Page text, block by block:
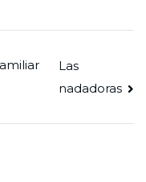
Las
nadadoras